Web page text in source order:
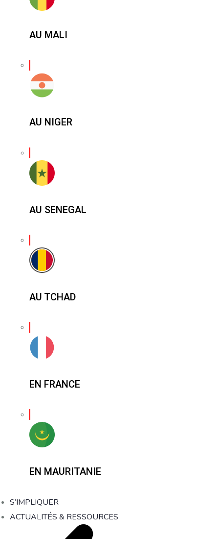
AU MALI
AU NIGER
AU SENEGAL
AU TCHAD
EN FRANCE
EN MAURITANIE
S’IMPLIQUER
ACTUALITÉS & RESSOURCES